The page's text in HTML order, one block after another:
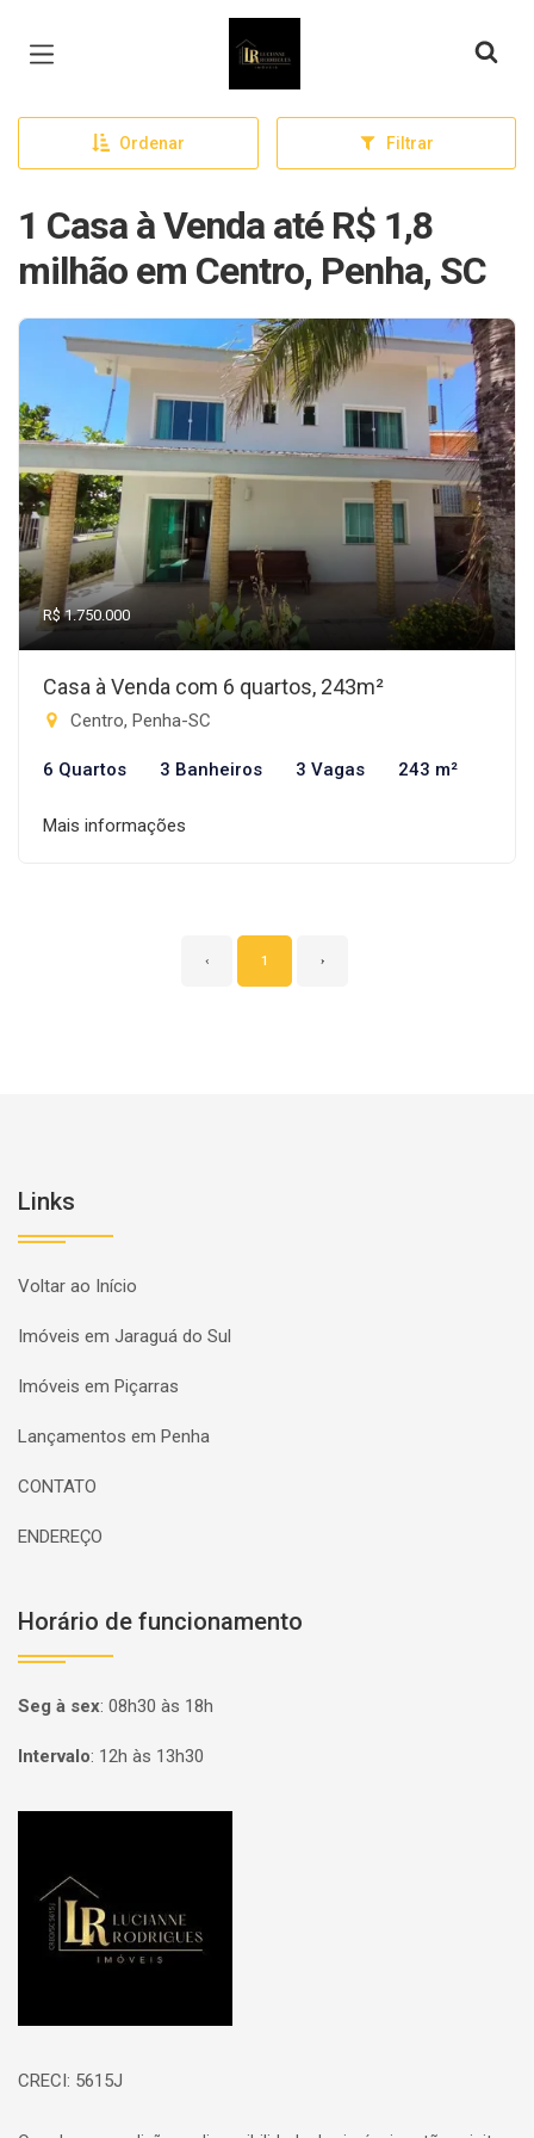
Página inicial
Ordenar Filtrar
1 Casa à Venda até R$ 1,8
milhão em Centro, Penha, SC
R$ 1.750.000
Casa à Venda com 6 quartos, 243m²
Centro, Penha-SC
6 Quartos 3 Banheiros 3 Vagas 243 m²
Mais informações
‹ 1 ›
Links
Voltar ao Início
Imóveis em Jaraguá do Sul
Imóveis em Piçarras
Lançamentos em Penha
CONTATO
ENDEREÇO
Horário de funcionamento
Seg à sex: 08h30 às 18h
Intervalo: 12h às 13h30
CRECI: 5615J